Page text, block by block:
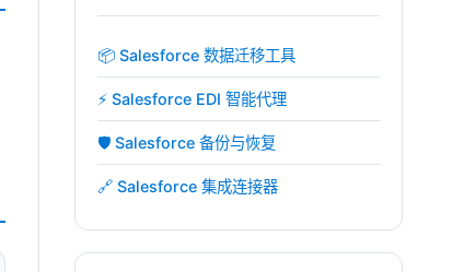
📦 Salesforce 数据迁移工具
⚡ Salesforce EDI 智能代理
🛡️ Salesforce 备份与恢复
🔗 Salesforce 集成连接器